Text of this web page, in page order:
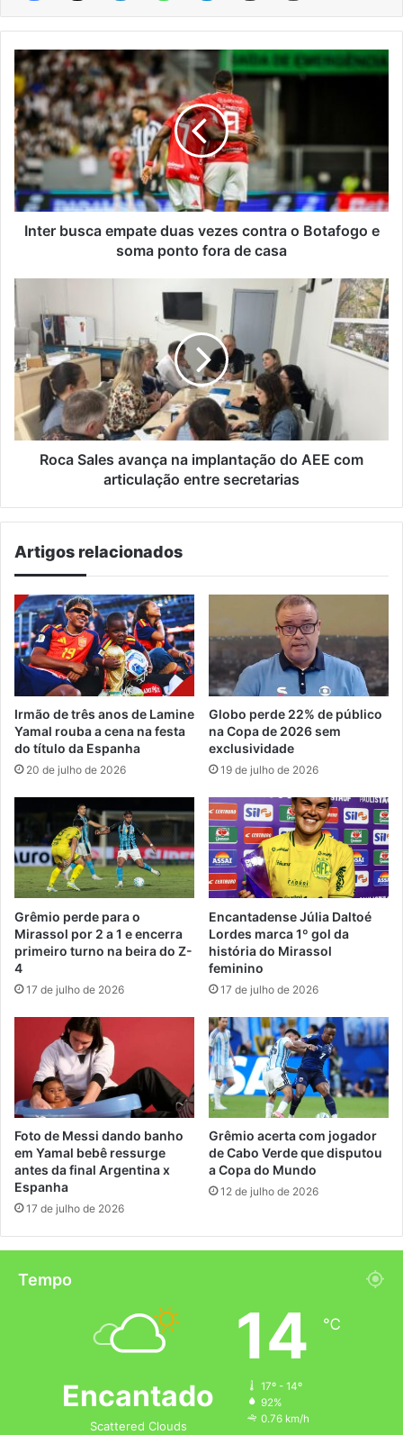
Inter
busca
empate
duas
vezes
contra
o
Botafogo
e
soma
de
casa
Inter busca empate duas vezes contra o Botafogo e
soma ponto fora de casa
Roca
Sales
avança
na
implantação
do
com
articulação
entreRoca Sales avança na implantação do AEE com
articulação entre secretarias
Artigos relacionados
Irmão de três anos de Lamine
Yamal rouba a cena na festa
do título da Espanha
20 de julho de 2026
Globo perde 22% de público
na Copa de 2026 sem
exclusividade
19 de julho de 2026
Grêmio perde para o
Mirassol por 2 a 1 e encerra
primeiro turno na beira do Z-
4
17 de julho de 2026
Encantadense Júlia Daltoé
Lordes marca 1º gol da
história do Mirassol
feminino
17 de julho de 2026
Foto de Messi dando banho
em Yamal bebê ressurge
antes da final Argentina x
Espanha
17 de julho de 2026
Grêmio acerta com jogador
de Cabo Verde que disputou
a Copa do Mundo
12 de julho de 2026
Tempo
Encantado
Scattered Clouds
14 ℃
17º - 14º
92%
0.76 km/h